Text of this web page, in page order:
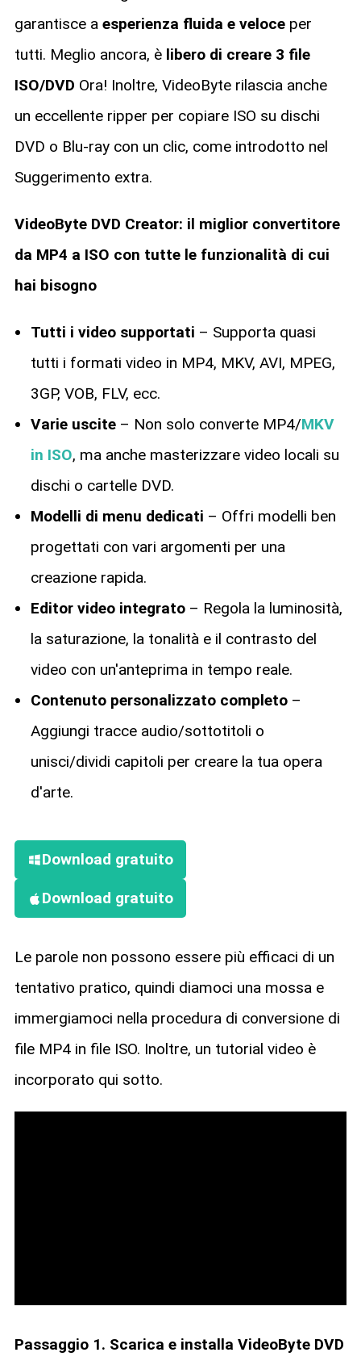
garantisce a esperienza fluida e veloceper
tutti. Meglio ancora, è libero di creare 3 file
ISO/DVD Ora! Inoltre, VideoByte rilascia anche
un eccellente ripper per copiare ISO su dischi
DVD o Blu-ray con un clic, come introdotto nel
Suggerimento extra.
VideoByte DVD Creator: il miglior convertitore
da MP4 a ISO con tutte le funzionalità di cui
hai bisogno
Tutti i video supportati – Supporta quasi
tutti i formati video in MP4, MKV, AVI, MPEG,
3GP, VOB, FLV, ecc.
Varie uscite– Non solo converte MP4/MKV
in ISO, ma anche masterizzare video locali su
dischi o cartelle DVD.
Modelli di menu dedicati – Offri modelli ben
progettati con vari argomenti per una
creazione rapida.
Editor video integrato– Regola la luminosità,
la saturazione, la tonalità e il contrasto del
video con un'anteprima in tempo reale.
Contenuto personalizzato completo–
Aggiungi tracce audio/sottotitoli o
unisci/dividi capitoli per creare la tua opera
d'arte.
Download gratuito
Download gratuito
Le parole non possono essere più efficaci di un
tentativo pratico, quindi diamoci una mossa e
immergiamoci nella procedura di conversione di
file MP4 in file ISO. Inoltre, un tutorial video è
incorporato qui sotto.
Passaggio 1. Scarica e installa VideoByte DVD